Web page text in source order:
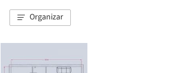
Organizar